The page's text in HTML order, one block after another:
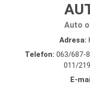
Auto
Adresa:
Telefon: 063/687-
011/
E-